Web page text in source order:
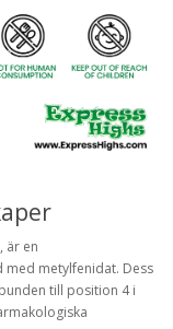
är en
metylfenidat. Dess
till position 4 i